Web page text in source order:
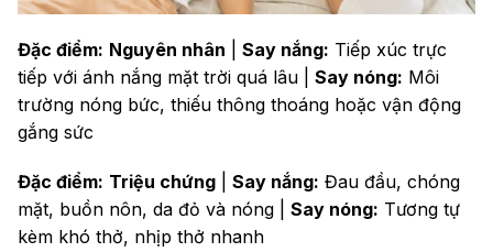
Đặc điểm: Nguyên nhân Say nắng: Tiếp xúc trực
tiếp với ánh nắng mặt trời quá lâu | Say nóng: Môi
trường nóng bức, thiếu thông thoáng hoặc vận động
gắng sức
Đặc điểm: Triệu chứng Say nắng: Đau đầu, chóng
mặt, buồn nôn, da đỏ và nóng | Say nóng: Tương tự
kèm khó thở, nhịp thở nhanh